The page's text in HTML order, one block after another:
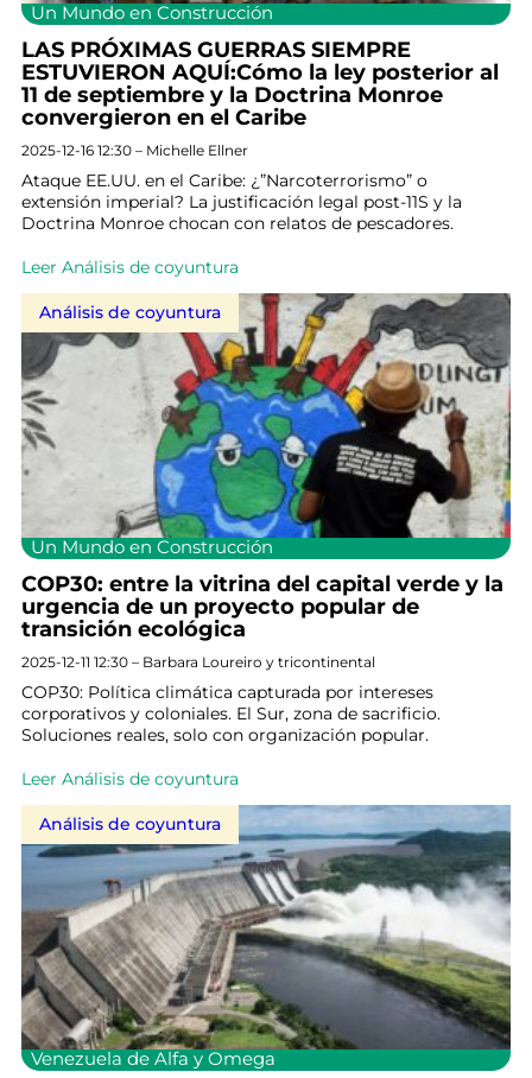
Un Mundo en Construcción
LAS PRÓXIMAS GUERRAS SIEMPRE
ESTUVIERON AQUÍ:Cómo la ley posterior al
11 de septiembre y la Doctrina Monroe
convergieron en el Caribe
2025-12-16 12:30 – Michelle Ellner
Ataque EE.UU. en el Caribe: ¿”Narcoterrorismo” o
extensión imperial? La justificación legal post-11S y la
Doctrina Monroe chocan con relatos de pescadores.
Leer Análisis de coyuntura
Análisis de coyuntura
Un Mundo en Construcción
COP30: entre la vitrina del capital verde y la
urgencia de un proyecto popular de
transición ecológica
2025-12-11 12:30 – Barbara Loureiro y tricontinental
COP30: Política climática capturada por intereses
corporativos y coloniales. El Sur, zona de sacrificio.
Soluciones reales, solo con organización popular.
Leer Análisis de coyuntura
Análisis de coyuntura
Venezuela de Alfa y Omega